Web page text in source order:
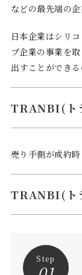
などの最先端の
日本企業はシリ
プ企業の事業を
出すことができる
TRANBI(ト
売り手側が成約
TRANBI(ト
Step